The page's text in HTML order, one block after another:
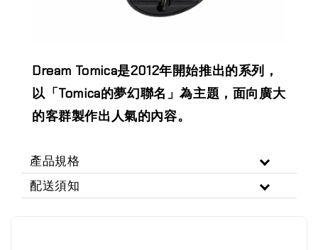
Dream Tomica是2012年開始推出的系列，
以「Tomica的夢幻聯名」為主題，面向廣大
的客群製作出人氣的內容。
產品規格
配送須知